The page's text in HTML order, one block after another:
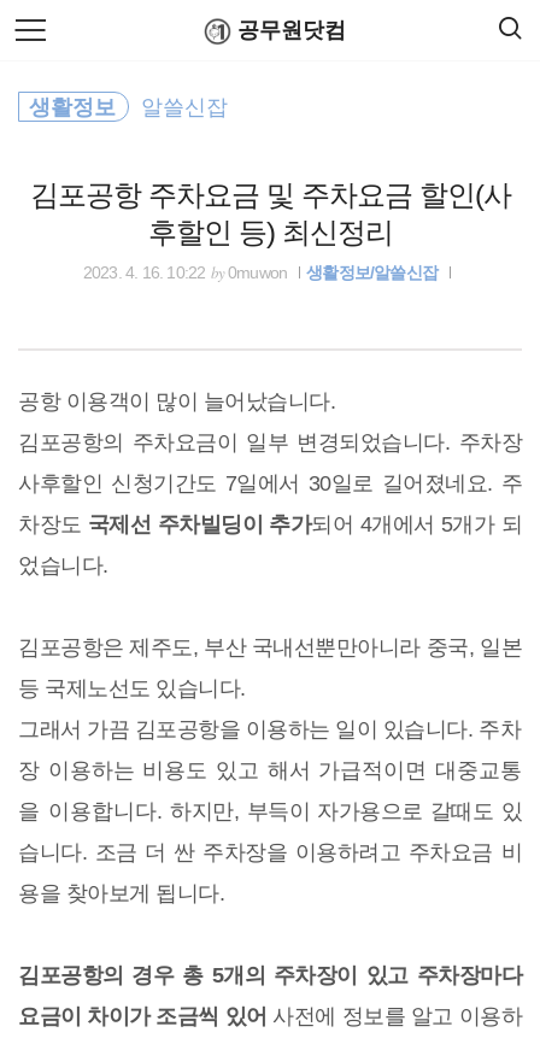
본
문
바
로
공무원닷컴
김포공항 주차요금 및 주차요금 할인(사
후할인 등) 최신정리
생활정보 알쓸신잡
2023. 4. 16. 10:22 by0muwon 생활정보/알쓸신잡
공항 이용객이 많이 늘어났습니다.
김포공항의 주차요금이 일부 변경되었습니다. 주차장
사후할인 신청기간도 7일에서 30일로 길어졌네요. 주
차장도 국제선 주차빌딩이 추가되어 4개에서 5개가 되
었습니다.
김포공항은 제주도, 부산 국내선뿐만아니라 중국, 일본
등 국제노선도 있습니다.
그래서 가끔 김포공항을 이용하는 일이 있습니다. 주차
장 이용하는 비용도 있고 해서 가급적이면 대중교통
을 이용합니다.하지만, 부득이 자가용으로 갈때도 있
습니다. 조금 더 싼 주차장을 이용하려고 주차요금 비
용을 찾아보게 됩니다.
김포공항의 경우 총 5개의 주차장이 있고 주차장마다
요금이 차이가 조금씩 있어 사전에 정보를 알고 이용하
검
색
경찰공무원
국세청
정부24
국토교통부
공무원연금공단
행정자치부